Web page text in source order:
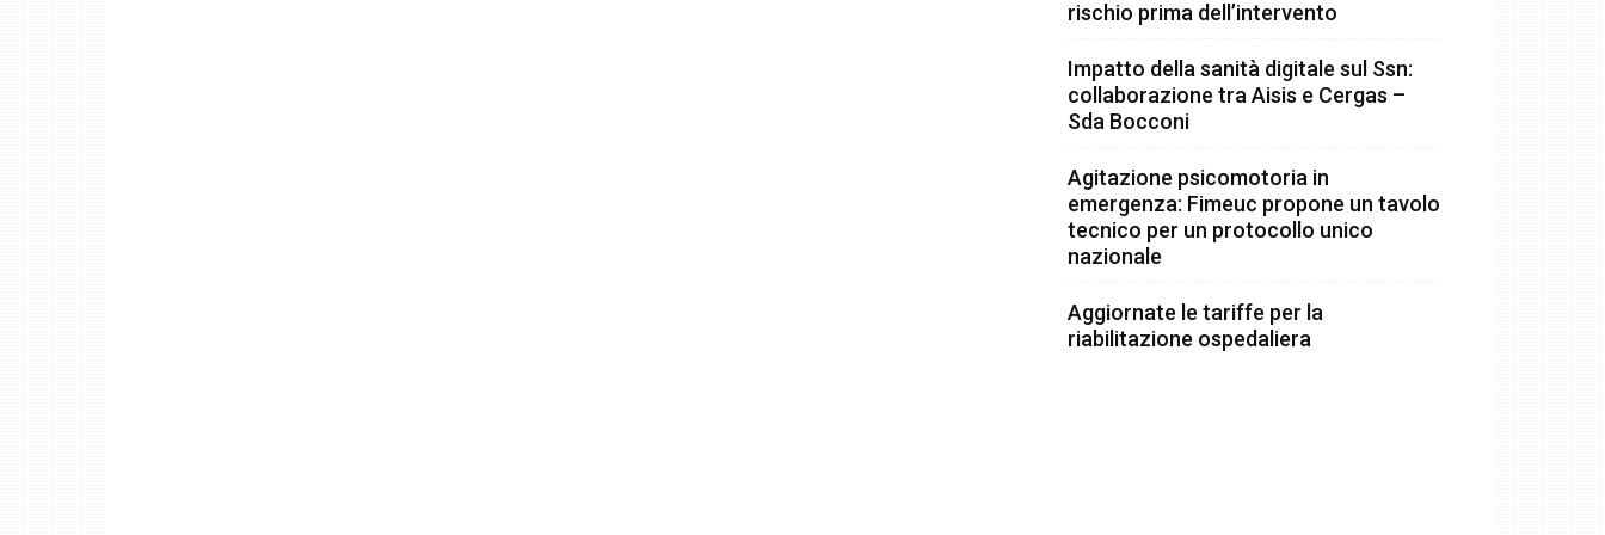
rischio prima dell’intervento
Impatto della sanità digitale sul Ssn:
collaborazione tra Aisis e Cergas –
Sda Bocconi
Agitazione psicomotoria in
emergenza: Fimeuc propone un tavolo
tecnico per un protocollo unico
nazionale
Aggiornate le tariffe per la
riabilitazione ospedaliera